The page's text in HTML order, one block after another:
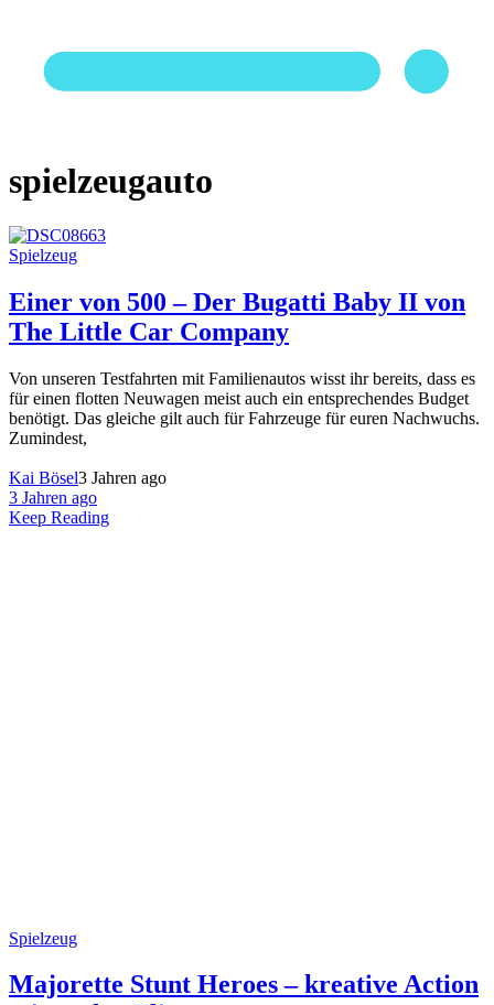
spielzeugauto
Spielzeug
Einer von 500 – Der Bugatti Baby II von
The Little Car Company
Von unseren Testfahrten mit Familienautos wisst ihr bereits, dass es
für einen flotten Neuwagen meist auch ein entsprechendes Budget
benötigt. Das gleiche gilt auch für Fahrzeuge für euren Nachwuchs.
Zumindest,
Kai Bösel3 Jahren ago
3 Jahren ago
Keep Reading
Spielzeug
Majorette Stunt Heroes – kreative Action